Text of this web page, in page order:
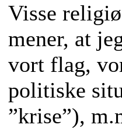
Visse
mener, at
vort flag,
politiske
”krise”),